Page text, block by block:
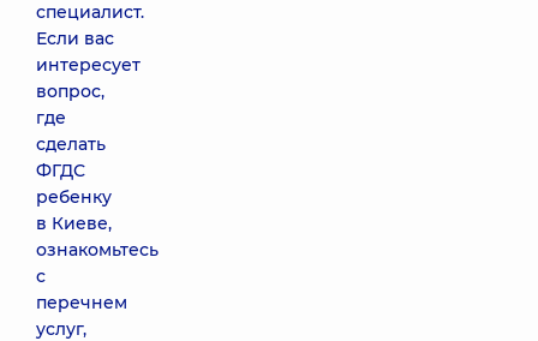
специалист.
Если вас
интересует
вопрос,
где
сделать
ФГДС
ребенку
в Киеве,
ознакомьтесь
с
перечнем
услуг,